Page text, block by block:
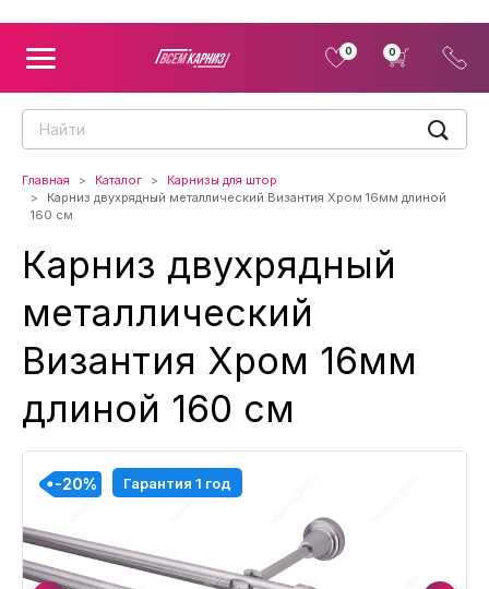
0 0
Главная Каталог
Карнизы для штор
Карниз двухрядный металлический Византия Хром 16мм длиной
160 см
Карниз двухрядный
металлический
Византия Хром 16мм
длиной 160 см
-20% Гарантия 1 год
-20%
-20%
-20%
-20%
-20%
-20%
-20%
-20%